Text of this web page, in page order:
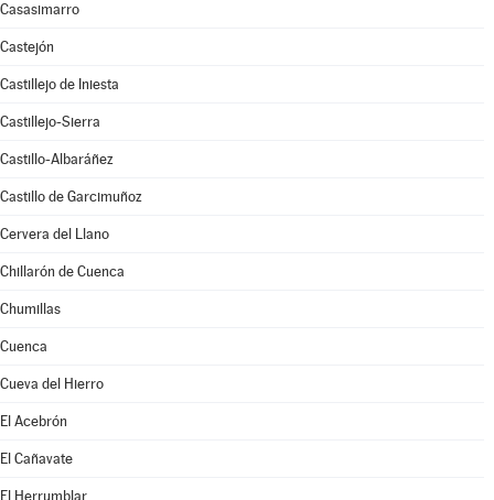
Casasimarro
Castejón
Castillejo de Iniesta
Castillejo-Sierra
Castillo-Albaráñez
Castillo de Garcimuñoz
Cervera del Llano
Chillarón de Cuenca
Chumillas
Cuenca
Cueva del Hierro
El Acebrón
El Cañavate
El Herrumblar